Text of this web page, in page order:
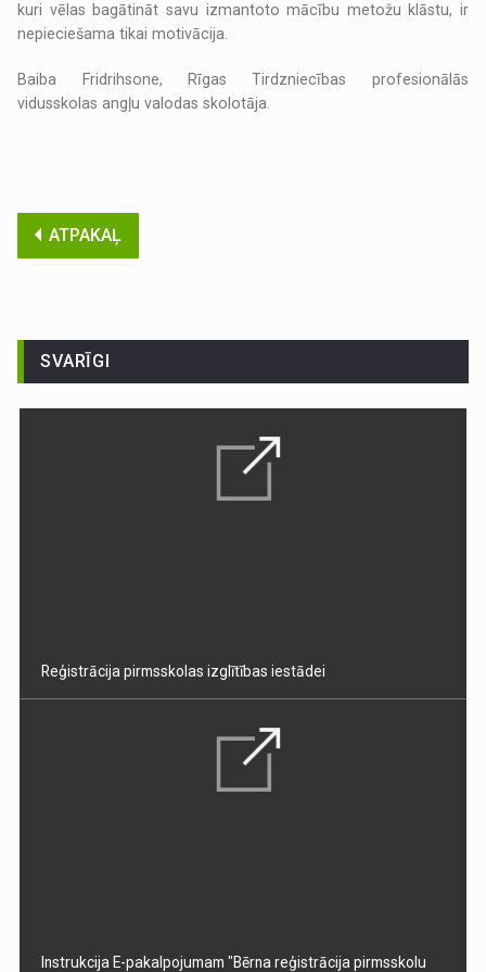
kuri vēlas bagātināt savu izmantoto mācību metožu klāstu, ir
nepieciešama tikai motivācija.
Baiba Fridrihsone, Rīgas Tirdzniecības profesionālās
vidusskolas angļu valodas skolotāja.
ATPAKAĻ
SVARĪGI
Reģistrācija pirmsskolas izglītības iestādei
Instrukcija E-pakalpojumam "Bērna reģistrācija pirmsskolu